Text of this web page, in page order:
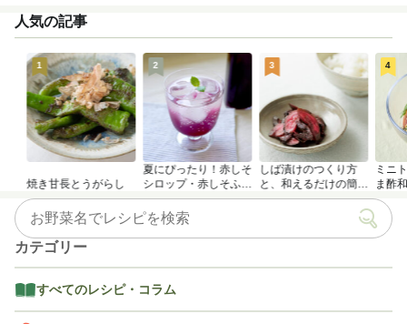
人気の記事
1
焼き甘長とうがらし
2
夏にぴったり！赤しそ
シロップ・赤しそふり
かけのつくり方
3
しば漬けのつくり方
と、和えるだけの簡単
アレンジレシピ
4
ミニ
ま酢
カテゴリー
すべてのレシピ・コラム